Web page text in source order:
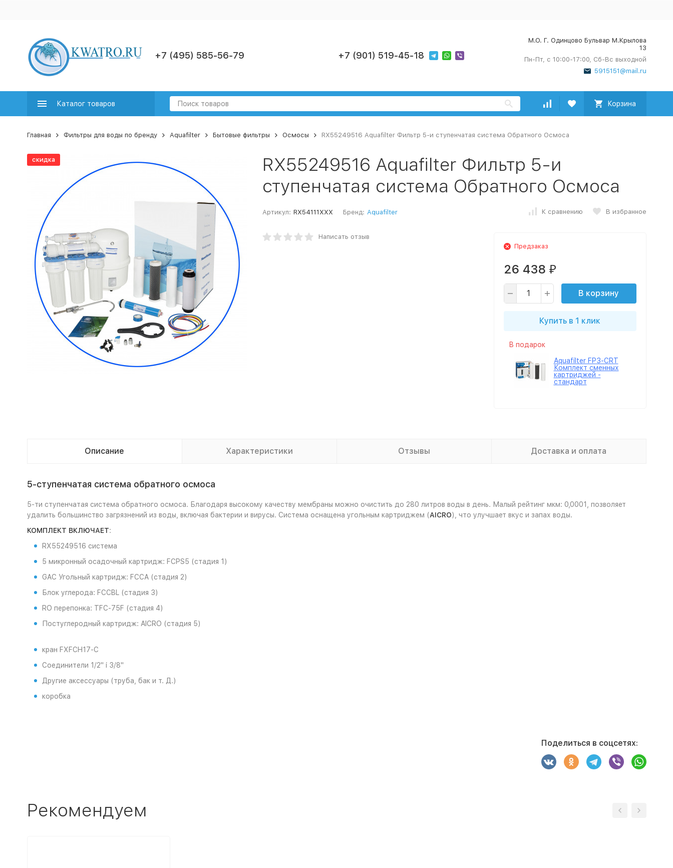
+7 (495) 585-56-79 +7 (901) 519-45-18
М.О. Г. Одинцово Бульвар М.Крылова
13
Пн-Пт, с 10:00-17:00, Сб-Вс выходной
5915151@mail.ru
Каталог товаров Корзина
Главная Фильтры для воды по бренду Aquafilter Бытовые фильтры Осмосы RX55249516 Aquafilter Фильтр 5-и ступенчатая система Обратного Осмоса
скидка
RX55249516 Aquafilter Фильтр 5-и
ступенчатая система Обратного Осмоса
Артикул: RX54111XXX Бренд: Aquafilter К сравнению В избранное
Написать отзыв
Предзаказ
26 438 ₽
В корзину
Купить в 1 клик
В подарок
Aquafilter FP3-CRT
Комплект сменных
картриджей -
стандарт
Описание Характеристики Отзывы Доставка и оплата
5-ступенчатая система обратного осмоса
5-ти ступенчатая система обратного осмоса. Благодаря высокому качеству мембраны можно очистить до 280 литров воды в день. Малый рейтинг мкм: 0,0001, позволяет
удалить большинство загрязнений из воды, включая бактерии и вирусы. Система оснащена угольным картриджем (AICRO), что улучшает вкус и запах воды.
КОМПЛЕКТ ВКЛЮЧАЕТ:
RX55249516 система
5 микронный осадочный картридж: FCPS5 (стадия 1)
GAC Угольный картридж: FCCA (стадия 2)
Блок углерода: FCCBL (стадия 3)
RO перепонка: TFC-75F (стадия 4)
Постуглеродный картридж: AICRO (стадия 5)
кран FXFCH17-C
Соединители 1/2" i 3/8"
Другие аксессуары (труба, бак и т. Д.)
коробка
Поделиться в соцсетях:
Рекомендуем